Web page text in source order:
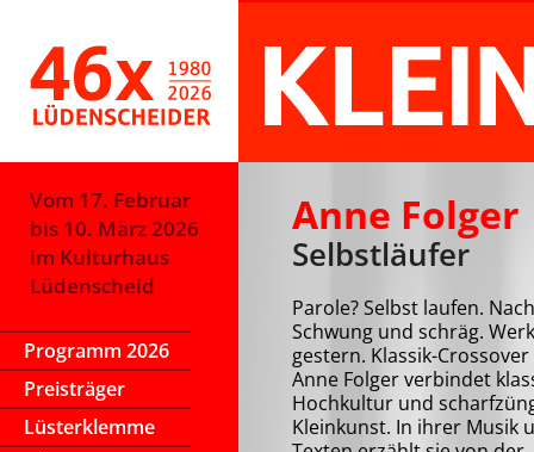
Vom 17. Februar
bis 10. März 2026
im Kulturhaus
Lüdenscheid
Programm 2026
Preisträger
Lüsterklemme
Anne Folger
Selbstläufer
Parole? Selbst laufen.
Schwung und schräg.
gestern. Klassik-
Anne Folger verbindet
Hochkultur und
Kleinkunst. In ihrer Musik